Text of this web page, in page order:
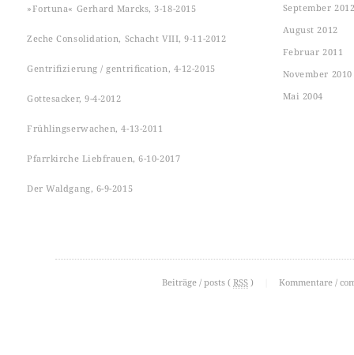
»Fortuna« Gerhard Marcks, 3-18-2015
Zeche Consolidation, Schacht VIII, 9-11-2012
Gentrifizierung / gentrification, 4-12-2015
Gottesacker, 9-4-2012
Frühlingserwachen, 4-13-2011
Pfarrkirche Liebfrauen, 6-10-2017
Der Waldgang, 6-9-2015
September
August 2012
Februar 2011
November 2010
Mai 2004
Beiträge / posts ( RSS ) Kommentare /